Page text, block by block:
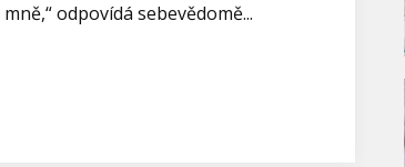
odpovídá sebevědomě...